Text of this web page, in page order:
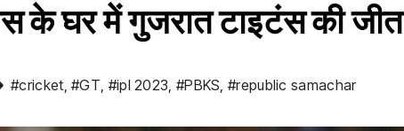
के घर में गुजरात टाइटंस की जीत
#cricket,#GT, #ipl 2023, #PBKS,#republic samachar